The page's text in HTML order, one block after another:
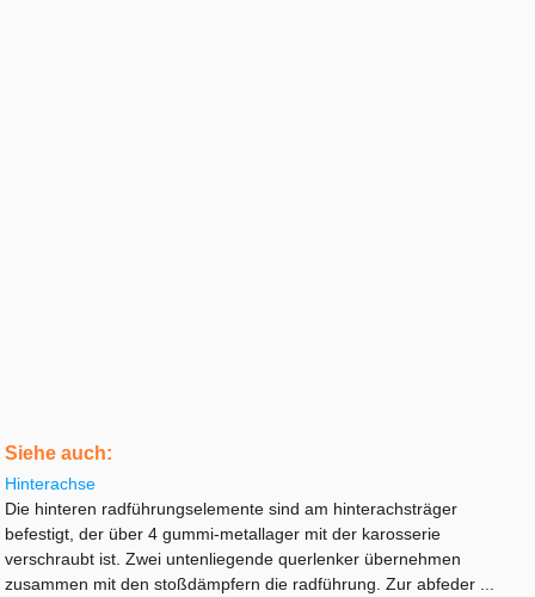
Siehe auch:
Hinterachse
Die hinteren radführungselemente sind am hinterachsträger
befestigt, der über 4 gummi-metallager mit der karosserie
verschraubt ist. Zwei untenliegende querlenker übernehmen
zusammen mit den stoßdämpfern die radführung. Zur abfeder ...